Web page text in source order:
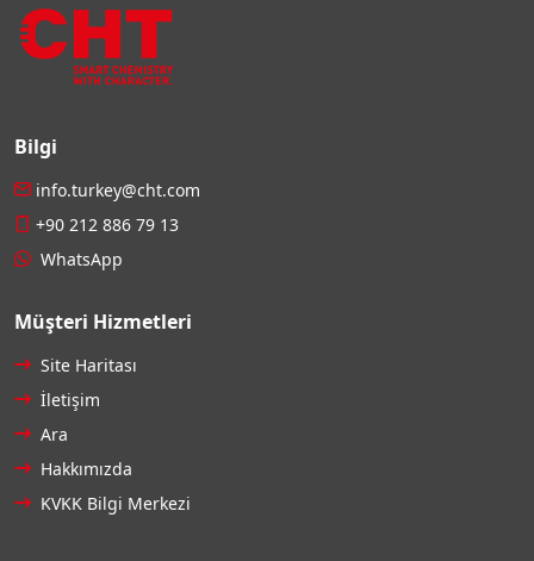
Bilgi
info.turkey@cht.com
+90 212 886 79 13
WhatsApp
Müşteri Hizmetleri
Site Haritası
İletişim
Ara
Hakkımızda
KVKK Bilgi Merkezi